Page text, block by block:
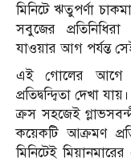
মিনিটে ঋতুপর্ণা
সবুজের
যাওয়ার আগ পর্যন্ত
এই গোলের আগে
প্রতিদ্বন্দ্বিতা দেখা
ক্রস সহজেই
কয়েকটি আক্রমণ
মিনিটেই